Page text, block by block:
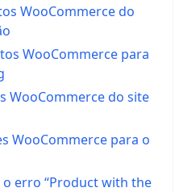
WooCommerce do
WooCommerce para
WooCommerce do site
WooCommerce para o
erro “Product with the